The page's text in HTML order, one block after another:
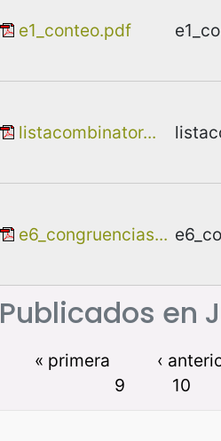
Publicados en
e1_conteo.pdf
listacombinator...
e6_congruencias...
« primera ‹
9
10